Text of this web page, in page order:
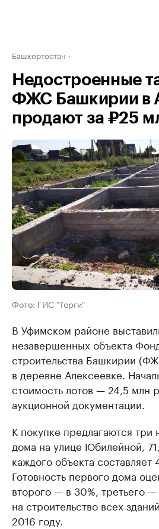
Башкортостан
Недостроенные
ФЖС Башкирии в
продают за ₽25
Фото: ГИС "Торги"
В Уфимском районе
незавершенных объекта
строительства Башкирии
в деревне Алексеевке.
стоимость лотов — 24,5 млн
аукционной документации.
К покупке предлагаются три
дома на улице Юбилейной,
каждого объекта составляет
Готовность первого дома
второго — в 30%, третьего
на строительство всех
2016 году.